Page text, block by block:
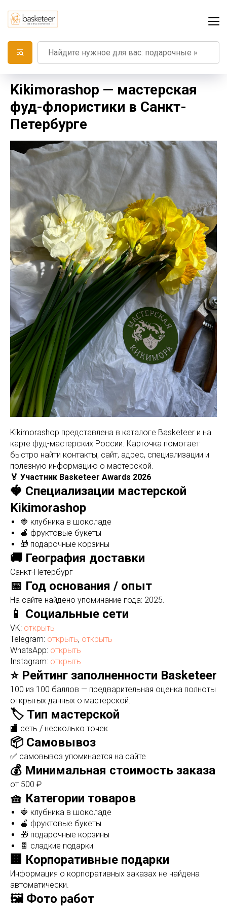
Kikimorashop — мастерская
фуд-флористики в Санкт-
Петербурге
Kikimorashop представлена в каталоге Basketeer и на
карте фуд-мастерских России. Карточка помогает
быстро найти контакты, сайт, адрес, специализации и
полезную информацию о мастерской.
🏅 Участник Basketeer Awards 2026
🍓 Специализации мастерской
Kikimorashop
🍓 клубника в шоколаде
🍎 фруктовые букеты
🎁 подарочные корзины
🚚 География доставки
Санкт-Петербург
📅 Год основания / опыт
На сайте найдено упоминание года: 2025.
📱 Социальные сети
VK: открыть
Telegram: открыть, открыть
WhatsApp: открыть
Instagram: открыть
⭐ Рейтинг заполненности Basketeer
100 из 100 баллов — предварительная оценка полноты
открытых данных о мастерской.
🏷️ Тип мастерской
🏬 сеть / несколько точек
📦 Самовывоз
✅ самовывоз упоминается на сайте
💰 Минимальная стоимость заказа
от 500 ₽
🧺 Категории товаров
🍓 клубника в шоколаде
🍎 фруктовые букеты
🎁 подарочные корзины
🍫 сладкие подарки
🏢 Корпоративные подарки
Информация о корпоративных заказах не найдена
автоматически.
🖼️ Фото работ